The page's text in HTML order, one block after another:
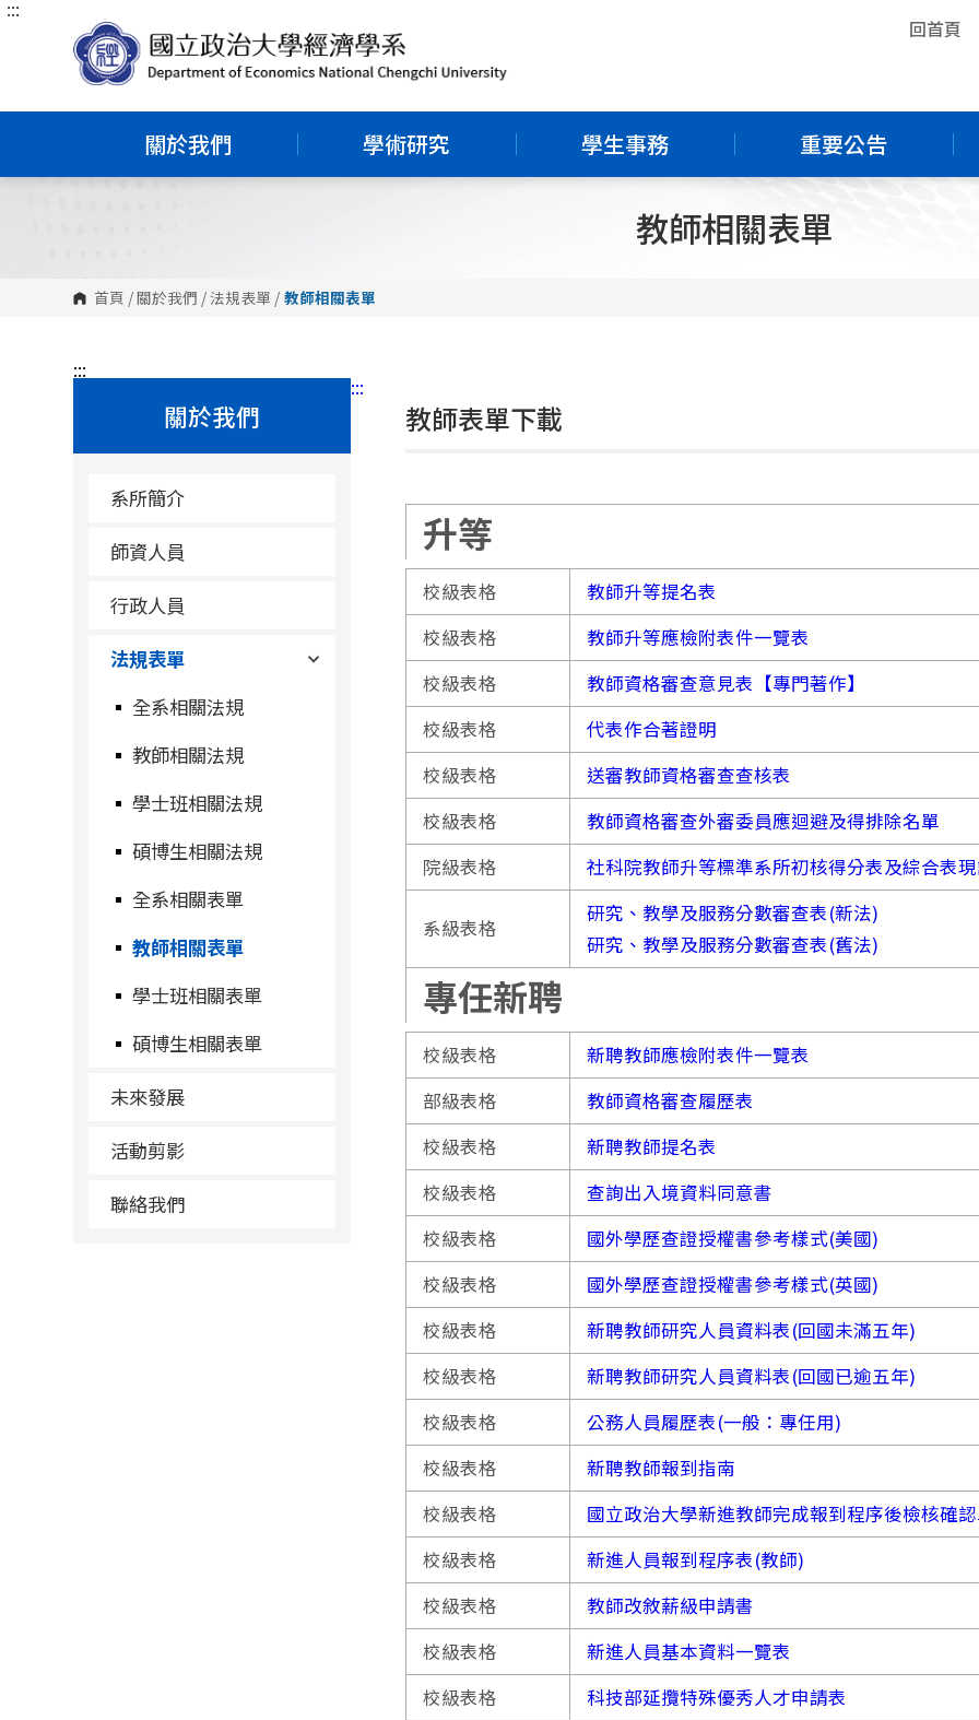
跳
區
:::
回首頁
關於我們 學術研究 學生事務 重要公告
教師相關表單
首頁 /關於我們 / 法規表單 / 教師相關表單
:::
關於我們
系所簡介
師資人員
行政人員
法規表單
全系相關法規
教師相關法規
學士班相關法規
碩博生相關法規
全系相關表單
教師相關表單
學士班相關表單
碩博生相關表單
未來發展
活動剪影
聯絡我們
:::
教師表單下載
升等
校級表格
教師升等提名表
校級表格
教師升等應檢附表件一覽表
校級表格
教師資格審查意見表【專門著作】
校級表格
代表作合著證明
校級表格
送審教師資格審查查核表
校級表格
教師資格審查外審委員應迴避及得排除名單
院級表格
社科院教師升等標準系所初核得分表及綜合表
系級表格
研究、教學及服務分數審查表(新法)
研究、教學及服務分數審查表(舊法)
專任新聘
校級表格
新聘教師應檢附表件一覽表
部級表格
教師資格審查履歷表
校級表格
新聘教師提名表
校級表格
查詢出入境資料同意書
校級表格
國外學歷查證授權書參考樣式(美國)
校級表格
國外學歷查證授權書參考樣式(英國)
校級表格
新聘教師研究人員資料表(回國未滿五年)
校級表格
新聘教師研究人員資料表(回國已逾五年)
校級表格
公務人員履歷表(一般：專任用)
校級表格
新聘教師報到指南
校級表格
國立政治大學新進教師完成報到程序後檢核確
校級表格
新進人員報到程序表(教師)
校級表格
教師改敘薪級申請書
校級表格
新進人員基本資料一覽表
校級表格
科技部延攬特殊優秀人才申請表